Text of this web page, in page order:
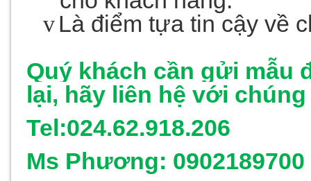
vLà điểm tựa tin cậy về
Quý khách cần gửi mẫu
lại, hãy liên hệ với
Tel:024.62.918.206
Ms Phương: